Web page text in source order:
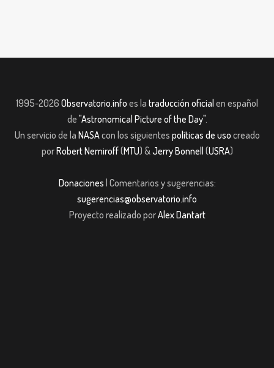
1995-2026 Observatorio.info es la traducción oficial en español
de "Astronomical Picture of the Day".
Un servicio de la NASAcon los siguientes políticas de uso creado
porRobert Nemiroff(MTU) &Jerry Bonnell (USRA)
Donaciones | Comentarios y sugerencias:
sugerencias@observatorio.info
Proyecto realizado porAlex Dantart